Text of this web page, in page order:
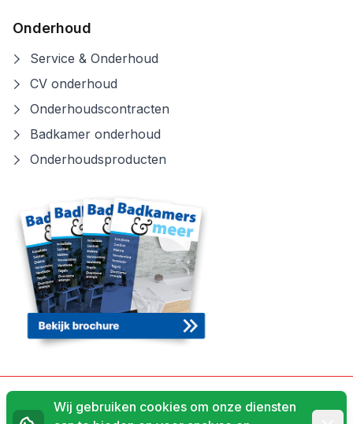
Onderhoud
Service & Onderhoud
CV onderhoud
Onderhoudscontracten
Badkamer onderhoud
Onderhoudsproducten
Wij gebruiken cookies om onze diensten